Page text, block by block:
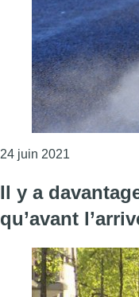
24 juin 2021
Il y a
qu’avant